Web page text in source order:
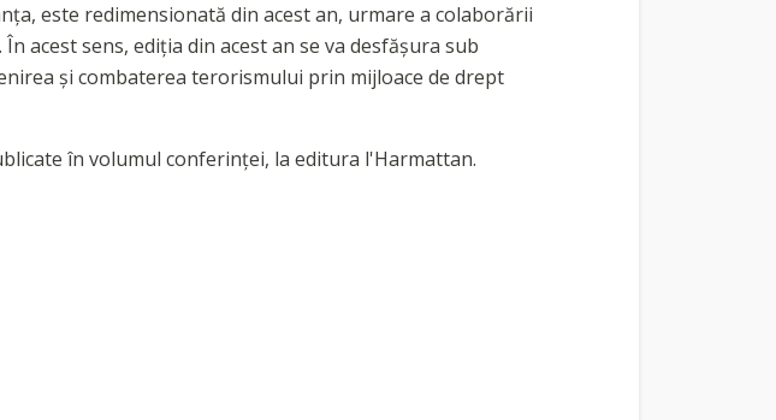
este redimensionată din acest an, urmare a colaborării
acest sens, ediția din acest an se va desfășura sub
și combaterea terorismului prin mijloace de drept
în volumul conferinței, la editura l'Harmattan.